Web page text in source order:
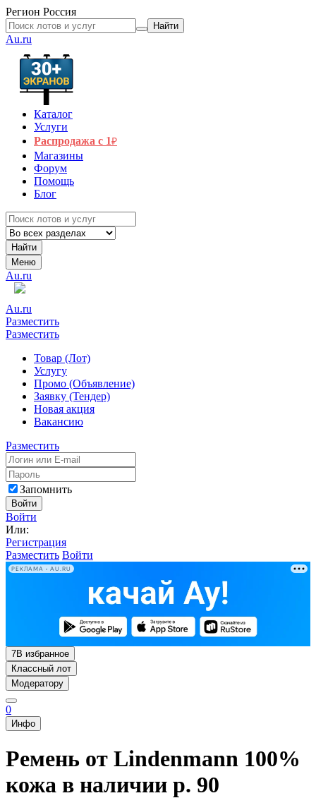
Регион Россия
Найти
Au.ru
Каталог
Услуги
Распродажа с 1₽
Магазины
Форум
Помощь
Блог
Найти
Меню
Au.ru
Au.ru
Разместить
Разместить
Товар (Лот)
Услугу
Промо (Объявление)
Заявку (Тендер)
Новая акция
Вакансию
Разместить
Запомнить
Войти
Войти
Или:
Регистрация
Разместить Войти
РЕКЛАМА • AU.RU
7В избранное
Классный лот
Модератору
0
Инфо
Ремень от Lindenmann 100%
кожа в наличии р. 90